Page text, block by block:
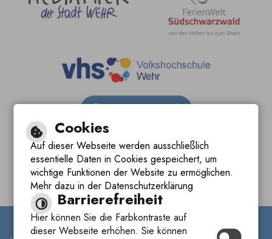
Barrierefreie Ansicht
Gebärdensprache
Cookies
Auf dieser Webseite werden ausschließlich
essentielle Daten in Cookies gespeichert, um
wichtige Funktionen der Website zu ermöglichen.
Mehr dazu in der Datenschutzerklärung
Barrierefreiheit
Hier können Sie die Farbkontraste auf
dieser Webseite erhöhen. Sie können